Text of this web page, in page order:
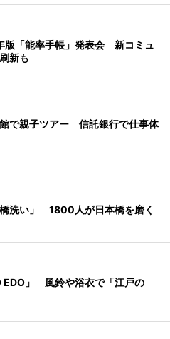
版「能率手帳」発表会 新コミュ
新も
で親子ツアー 信託銀行で仕事体
洗い」 1800人が日本橋を磨く
EDO」 風鈴や浴衣で「江戸の